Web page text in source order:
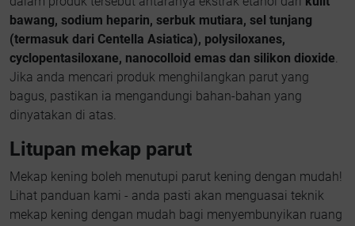
bawang, sodium heparin, serbuk mutiara, sel tunjang
(termasuk dari Centella Asiatica), polysiloxanes,
cyclopentasiloxane, nanocolloid emas dan silikon dioxide.
Jika anda mencari produk menghilangkan parut yang
bagus, pastikan ia mengandungi bahan-bahan yang
dinyatakan di atas.
Litupan mekap parut
Mekap kening boleh menutupi parut kening dengan mudah!
Lihat panduan kami - anda pasti akan menguasai teknik
mekap kening dengan mudah bagi menyembunyikan ruang